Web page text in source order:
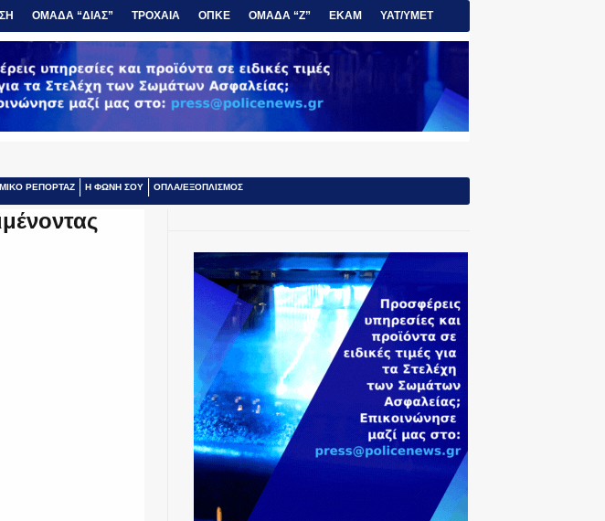
ΟΜΑΔΑ “ΔΙΑΣ” ΤΡΟΧΑΙΑ ΟΠΚΕ ΟΜΑΔΑ “Ζ” ΕΚΑΜ ΥΑΤ/ΥΜΕΤ
ΡΕΠΟΡΤΑΖ Η ΦΩΝΗ ΣΟΥ ΟΠΛΑ/ΕΞΟΠΛΙΣΜΟΣ